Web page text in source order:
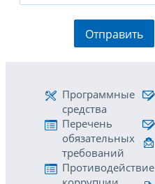
Отправить
Программные
средства
Перечень
обязательных
требований
Противодействие